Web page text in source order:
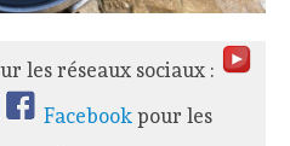
les réseaux sociaux :
Facebookpour les